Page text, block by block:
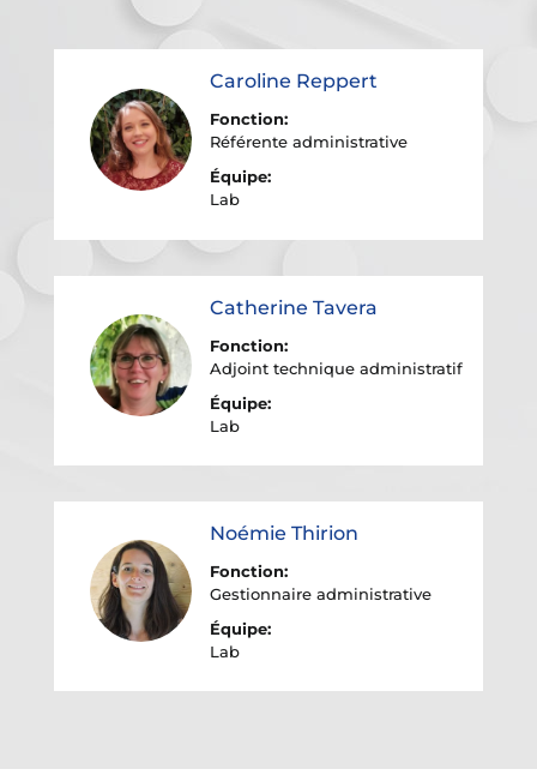
Caroline Reppert
Fonction:
Référente administrative
Équipe:
Lab
Catherine Tavera
Fonction:
Adjoint technique administratif
Équipe:
Lab
Noémie Thirion
Fonction:
Gestionnaire administrative
Équipe:
Lab